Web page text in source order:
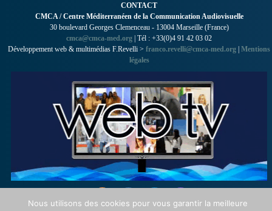
CONTACT
CMCA / Centre Méditerranéen de la Communication Audiovisuelle
30 boulevard Georges Clemenceau - 13004 Marseille (France)
cmca@cmca-med.org | Tél : +33(0)4 91 42 03 02
Développement web & multimédias F.Revelli > franco.revelli@cmca-med.org | Mentions
légales
Nous utilisons des cookies pour vous garantir la meilleure